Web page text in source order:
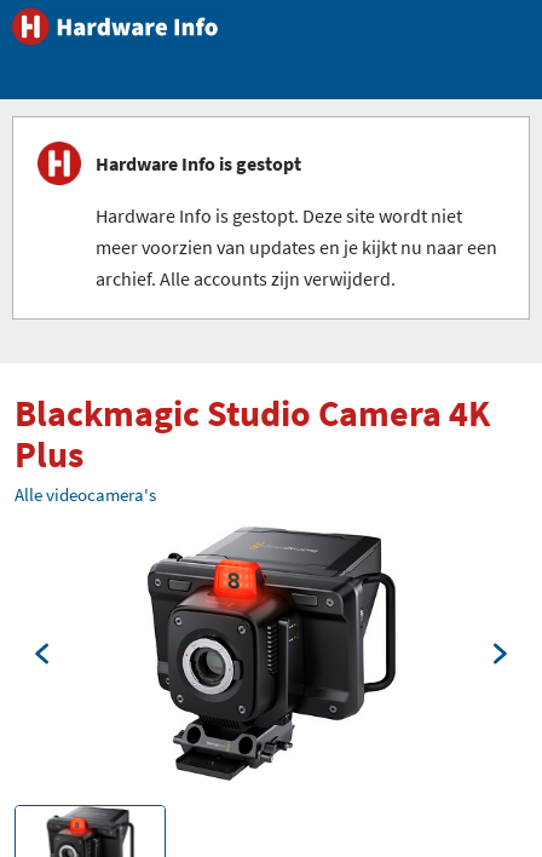
Hardware Info is gestopt
Hardware Info is gestopt. Deze site wordt niet
meer voorzien van updates en je kijkt nu naar een
archief. Alle accounts zijn verwijderd.
Blackmagic Studio Camera 4K
Plus
Alle videocamera's